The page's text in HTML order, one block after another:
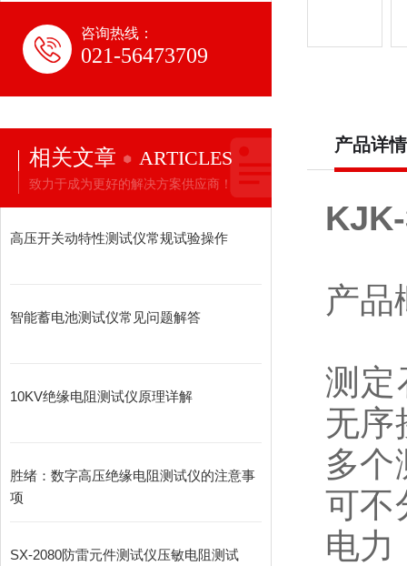
咨询热线：
021-56473709
相关文章 ARTICLES
致力于成为更好的解决方案供应商！
高压开关动特性测试仪常规试验操作
智能蓄电池测试仪常见问题解答
10KV绝缘电阻测试仪原理详解
胜绪：数字高压绝缘电阻测试仪的注意事
项
SX-2080防雷元件测试仪压敏电阻测试
产品详情
产品
测定
无序
多个
可不
电力